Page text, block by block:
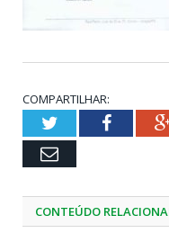
COMPARTILHAR:
Twitter
Email
CONTEÚDO